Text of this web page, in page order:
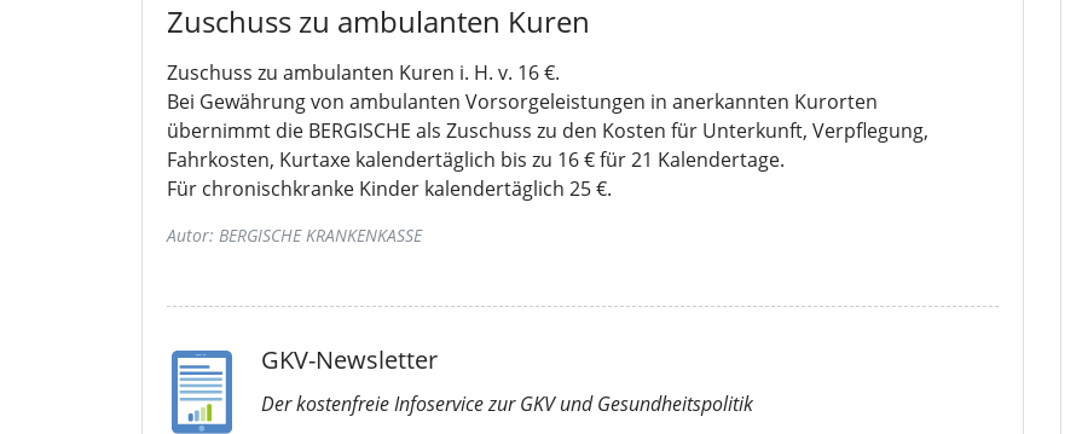
Zuschuss zu ambulanten Kuren
Zuschuss zu ambulanten Kuren i. H. v. 16 €.
Bei Gewährung von ambulanten Vorsorgeleistungen in anerkannten Kurorten
übernimmt die BERGISCHE als Zuschuss zu den Kosten für Unterkunft, Verpflegung,
Fahrkosten, Kurtaxe kalendertäglich bis zu 16 € für 21 Kalendertage.
Für chronischkranke Kinder kalendertäglich 25 €.
Autor: BERGISCHE KRANKENKASSE
GKV-Newsletter
Der kostenfreie Infoservicezur GKVund Gesundheitspolitik